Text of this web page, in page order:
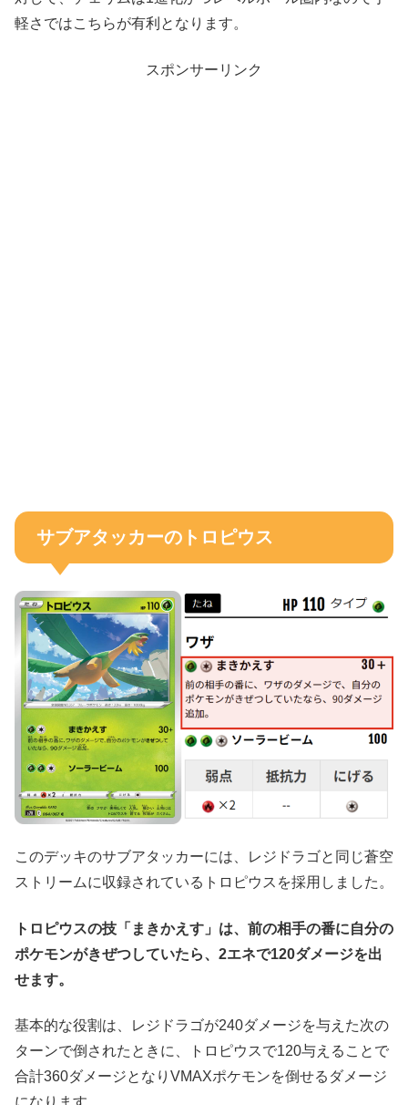
軽さではこちらが有利となります。
スポンサーリンク
サブアタッカーのトロピウス
このデッキのサブアタッカーには、レジドラゴと同じ蒼空
ストリームに収録されているトロピウスを採用しました。
トロピウスの技「まきかえす」は、前の相手の番に自分の
ポケモンがきぜつしていたら、2エネで120ダメージを出
せます。
基本的な役割は、レジドラゴが240ダメージを与えた次の
ターンで倒されたときに、トロピウスで120与えることで
合計360ダメージとなりVMAXポケモンを倒せるダメージ
になります。